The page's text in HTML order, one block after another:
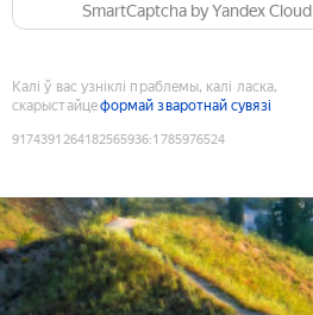
SmartCaptcha by Yandex Cloud
Калі ў вас узніклі праблемы, калі ласка,
скарыстайцеформай зваротнай сувязі
9174391264182565936:1785976524